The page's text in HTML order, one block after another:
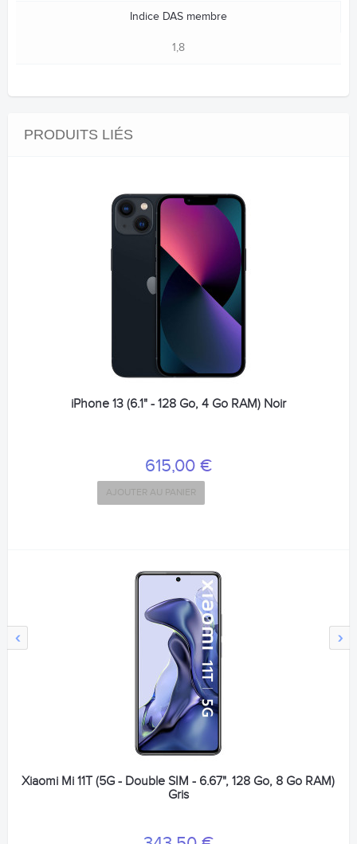
Indice DAS membre
1,8
PRODUITS LIÉS
‹ ›
iPhone 13 (6.1" - 128 Go, 4 Go RAM) Noir
615,00 €
AJOUTER AU PANIER
Xiaomi Mi 11T (5G - Double SIM - 6.67", 128 Go, 8 Go RAM)
Gris